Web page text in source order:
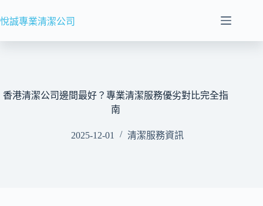
悅誠專業清潔公司
香港清潔公司邊間最好？專業清潔服務優劣對比完全指
南
2025-12-01 清潔服務資訊